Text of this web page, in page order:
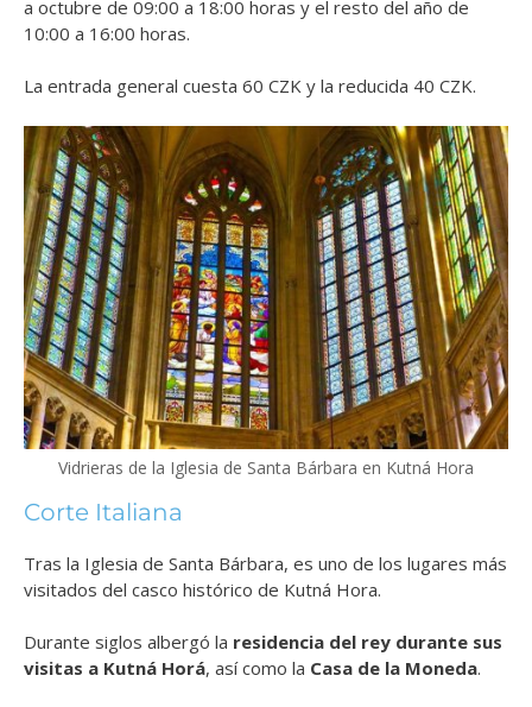
a octubre de 09:00 a 18:00 horas y el resto del año de
10:00 a 16:00 horas.
La entrada general cuesta 60 CZK y la reducida 40 CZK.
Vidrieras de la Iglesia de Santa Bárbara en Kutná Hora
Corte Italiana
Tras la Iglesia de Santa Bárbara, es uno de los lugares más
visitados del casco histórico de Kutná Hora.
Durante siglos albergó la residencia del rey durante sus
visitas a Kutná Horá, así como la Casa de la Moneda.